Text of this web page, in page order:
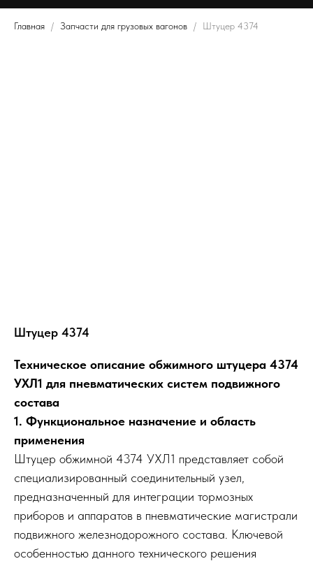
Главная Запчасти для грузовых вагонов Штуцер 4374
Штуцер 4374
Техническое описание обжимного штуцера 4374
УХЛ1 для пневматических систем подвижного
состава
1. Функциональное назначение и область
применения
Штуцер обжимной 4374 УХЛ1 представляет собой
специализированный соединительный узел,
предназначенный для интеграции тормозных
приборов и аппаратов в пневматические магистрали
подвижного железнодорожного состава. Ключевой
особенностью данного технического решения